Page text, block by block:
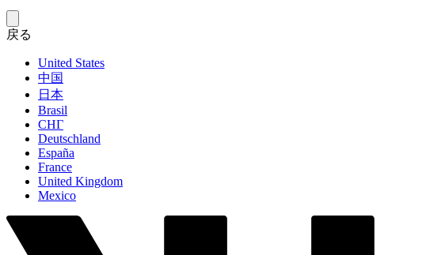
戻る
United States
中国
日本
Brasil
СНГ
Deutschland
España
France
United Kingdom
Mexico